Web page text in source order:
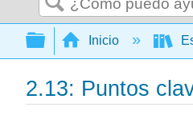
Buscar
Expandir/
Inicio
2.13: Puntos